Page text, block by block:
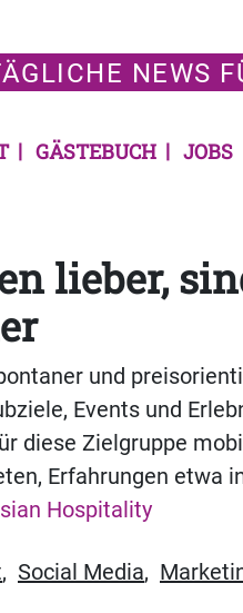
NEWS
GÄSTEBUCH JOBS
lieber,
und
Events und
diese Zielgruppe
Erfahrungen etwa
Hospitality
, Social Media,